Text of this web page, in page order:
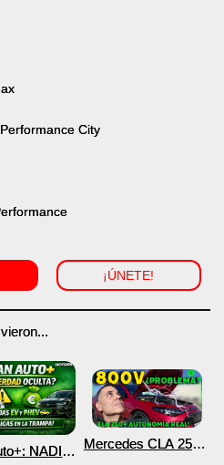
City
¡ÚNETE!
NADIE
Mercedes CLA 250+